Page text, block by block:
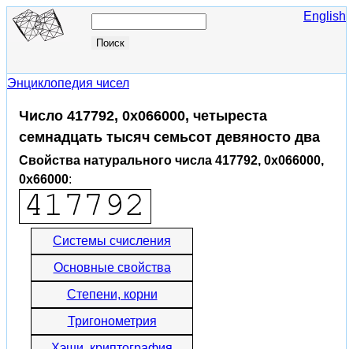
English
Энциклопедия чисел
Число 417792, 0x066000, четыреста
семнадцать тысяч семьсот девяносто два
Свойства натурального числа 417792, 0x066000,
0x66000:
Системы счисления
Основные свойства
Степени, корни
Тригонометрия